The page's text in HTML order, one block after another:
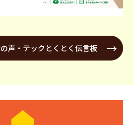
声・テックとくとく伝言板